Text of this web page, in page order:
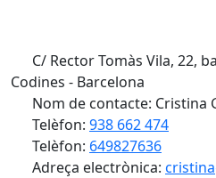
C/ Rector Tomàs Vila, 22,
Codines - Barcelona
Nom de contacte: Cristina
Telèfon: 938 662 474
Telèfon: 649827636
Adreça electrònica: